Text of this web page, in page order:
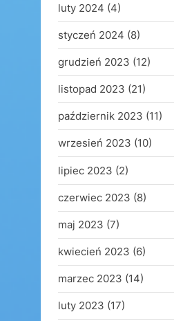
luty 2024 (4)
styczeń 2024 (8)
grudzień 2023 (12)
listopad 2023 (21)
październik 2023 (11)
wrzesień 2023 (10)
lipiec 2023 (2)
czerwiec 2023 (8)
maj 2023 (7)
kwiecień 2023 (6)
marzec 2023 (14)
luty 2023 (17)